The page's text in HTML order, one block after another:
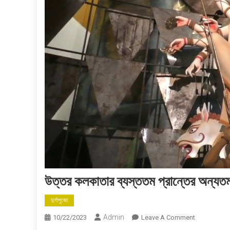
উত্তর কলকাতার ব্যস্ততম প্রান্তের অন্যতম
দুর্গাপুজো
10/22/2023 Admin Leave A CommentOn